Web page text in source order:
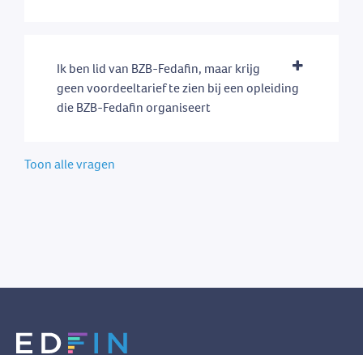
Ik ben lid van BZB-Fedafin, maar krijg
geen voordeeltarief te zien bij een opleiding
die BZB-Fedafin organiseert
Toon alle vragen